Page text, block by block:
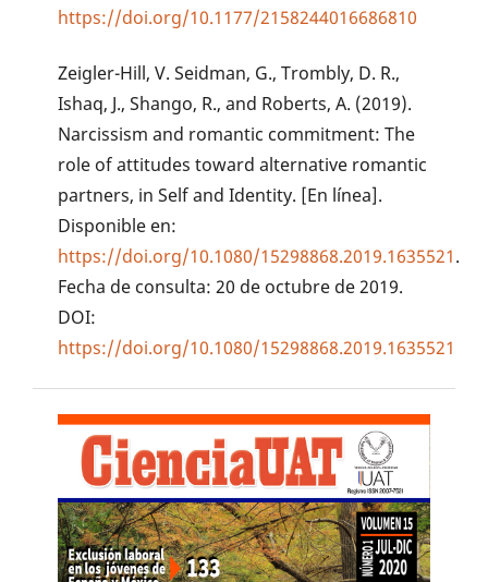
https://doi.org/10.1177/2158244016686810
Zeigler-Hill, V. Seidman, G., Trombly, D. R.,
Ishaq, J., Shango, R., and Roberts, A. (2019).
Narcissism and romantic commitment: The
role of attitudes toward alternative romantic
partners, in Self and Identity. [En línea].
Disponible en:
https://doi.org/10.1080/15298868.2019.1635521.
Fecha de consulta: 20 de octubre de 2019.
DOI:
https://doi.org/10.1080/15298868.2019.1635521